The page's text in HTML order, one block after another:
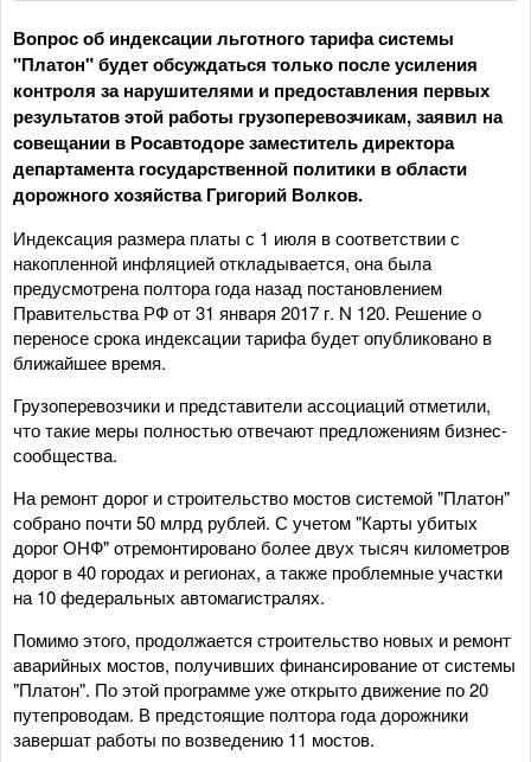
Вопрос об индексации льготного тарифа системы
"Платон" будет обсуждаться только после усиления
контроля за нарушителями и предоставления первых
результатов этой работы грузоперевозчикам, заявил на
совещании в Росавтодоре заместитель директора
департамента государственной политики в области
дорожного хозяйства Григорий Волков.
Индексация размера платы с 1 июля в соответствии с
накопленной инфляцией откладывается, она была
предусмотрена полтора года назад постановлением
Правительства РФ от 31 января 2017 г. N 120. Решение о
переносе срока индексации тарифа будет опубликовано в
ближайшее время.
Грузоперевозчики и представители ассоциаций отметили,
что такие меры полностью отвечают предложениям бизнес-
сообщества.
На ремонт дорог и строительство мостов системой "Платон"
собрано почти 50 млрд рублей. С учетом "Карты убитых
дорог ОНФ" отремонтировано более двух тысяч километров
дорог в 40 городах и регионах, а также проблемные участки
на 10 федеральных автомагистралях.
Помимо этого, продолжается строительство новых и ремонт
аварийных мостов, получивших финансирование от системы
"Платон". По этой программе уже открыто движение по 20
путепроводам. В предстоящие полтора года дорожники
завершат работы по возведению 11 мостов.